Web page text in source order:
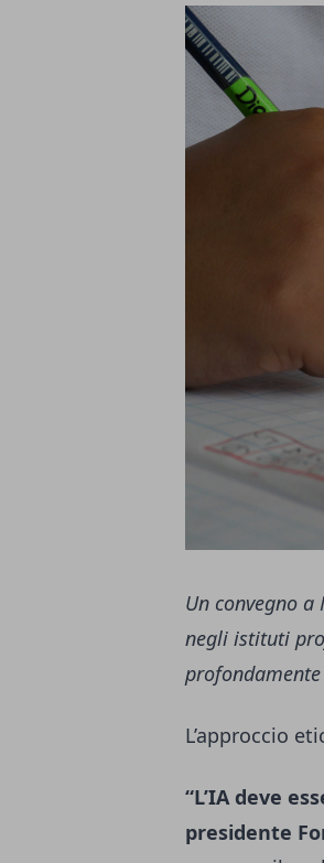
Un convegno a
negli istituti
L’approccio
“L’IA deve
presidente